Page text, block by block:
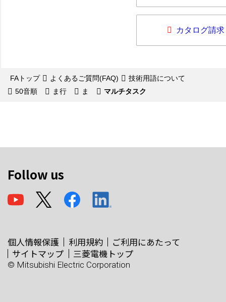
カタログ請求
FAトップ よくあるご質問(FAQ)
技術用語について
50音順
ま行 ま マルチタスク
Follow us
個人情報保護 利用規約
ご利用にあたって
サイトマップ
三菱電機トップ
© Mitsubishi Electric Corporation